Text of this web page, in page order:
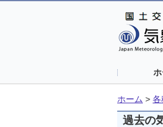
ホーム > 各
過去の